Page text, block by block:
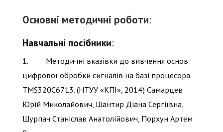
Основні методичні роботи:
Навчальні посібники:
1. Методичні вказівки до вивчення основ
цифрової обробки сигналів на базі процесора
TMS320C6713. (НТУУ «КПІ», 2014) Самарцев
Юрій Миколайович, Шантир Діана Сергіївна,
Шурпач Станіслав Анатолійович, Порхун Артем